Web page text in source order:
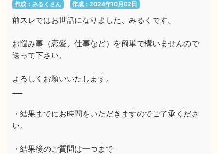
作成：みるくさん 作成：2024年10月02日
前スレではお世話になりました、みるくです。
お悩み事（恋愛、仕事など）を簡単で構いませんので
送って下さい。
よろしくお願いいたします。
・結果までにお時間をいただきますのでご了承くださ
い。
・結果後のご質問は一つまで